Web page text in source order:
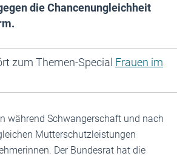
die Chancenungleichheit
zum Themen-Special Frauen im
während Schwangerschaft und nach
Mutterschutzleistungen
Der Bundesrat hat die